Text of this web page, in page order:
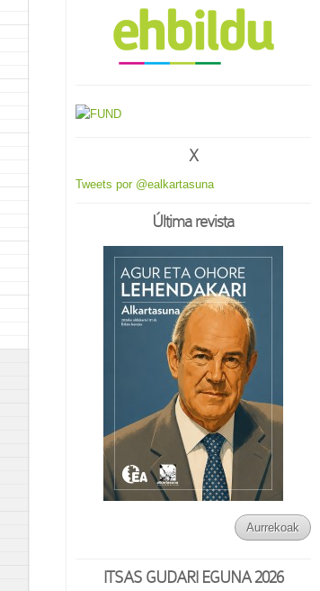
X
Tweets por @ealkartasuna
Última revista
Aurrekoak
ITSAS GUDARI EGUNA 2026